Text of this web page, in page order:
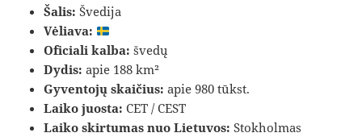
Šalis: Švedija
Vėliava:
Oficiali kalba: švedų
Dydis: apie 188 km²
Gyventojų skaičius: apie 980 tūkst.
Laiko juosta: CET / CEST
Laiko skirtumas nuo Lietuvos: Stokholmas